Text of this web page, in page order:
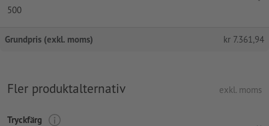
500
Grundpris (exkl. moms) kr 7.361,94
Fler produktalternativ exkl. moms
Tryckfärg